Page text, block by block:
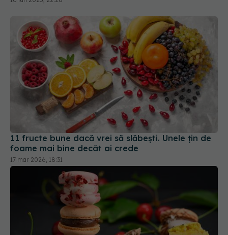
11 fructe bune dacă vrei să slăbești. Unele țin de
foame mai bine decât ai crede
17 mar 2026, 18:31